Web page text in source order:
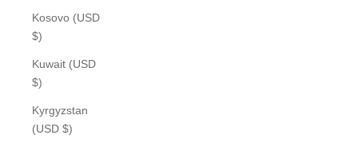
Kosovo (USD
$)
Kuwait (USD
$)
Kyrgyzstan
(USD $)